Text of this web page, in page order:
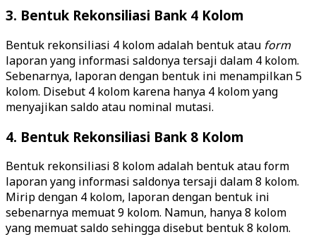
3. Bentuk Rekonsiliasi Bank 4 Kolom
Bentuk rekonsiliasi 4 kolom adalah bentuk atau form
laporan yang informasi saldonya tersaji dalam 4 kolom.
Sebenarnya, laporan dengan bentuk ini menampilkan 5
kolom. Disebut 4 kolom karena hanya 4 kolom yang
menyajikan saldo atau nominal mutasi.
4. Bentuk Rekonsiliasi Bank 8 Kolom
Bentuk rekonsiliasi 8 kolom adalah bentuk atau form
laporan yang informasi saldonya tersaji dalam 8 kolom.
Mirip dengan 4 kolom, laporan dengan bentuk ini
sebenarnya memuat 9 kolom. Namun, hanya 8 kolom
yang memuat saldo sehingga disebut bentuk 8 kolom.